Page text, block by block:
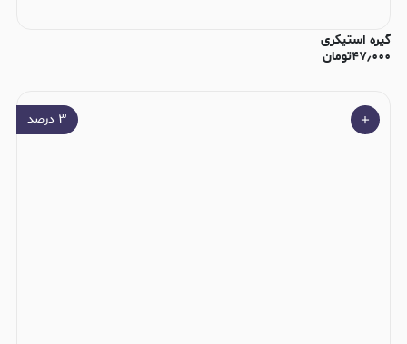
گیره استیکری
۴۷٫۰۰۰تومان
۳ درصد